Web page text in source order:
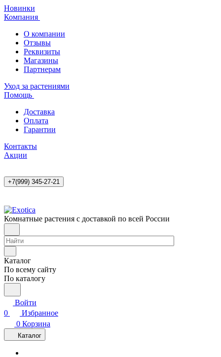
Новинки
Компания
О компании
Отзывы
Реквизиты
Магазины
Партнерам
Уход за растениями
Помощь
Доставка
Оплата
Гарантии
Контакты
Акции
+7(999) 345-27-21
Комнатные растения с доставкой по всей России
Каталог
По всему сайту
По каталогу
Войти
0
Избранное
0 Корзина
Каталог